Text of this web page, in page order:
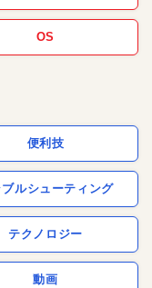
OS
便利技
ブルシューティング
テクノロジー
動画